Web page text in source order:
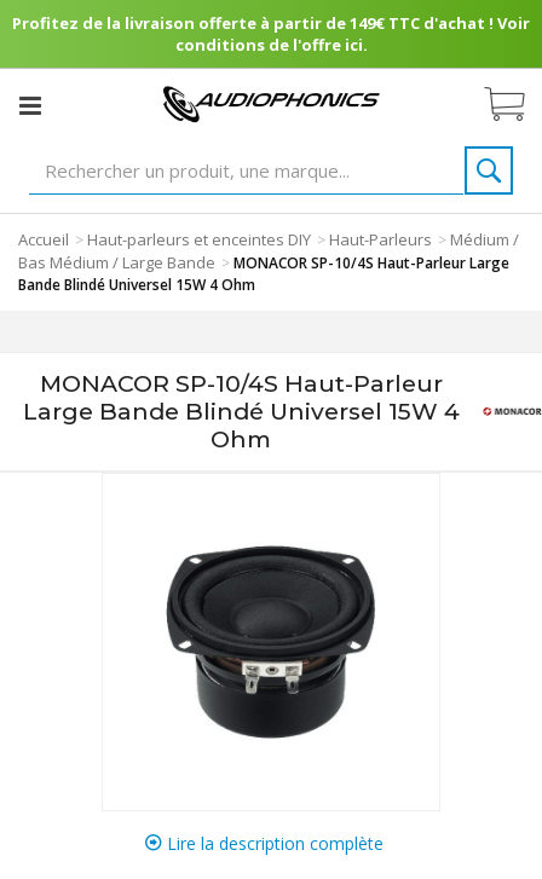
Profitez de la livraison offerte à partir de 149€ TTC d'achat ! Voir
conditions de l'offre ici.
Accueil > Haut-parleurs et enceintes DIY > Haut-Parleurs > Médium /
Bas Médium / Large Bande >MONACOR SP-10/4S Haut-Parleur Large
Bande Blindé Universel 15W 4 Ohm
MONACOR SP-10/4S Haut-Parleur
Large Bande Blindé Universel 15W 4
Ohm
Lire la description complète